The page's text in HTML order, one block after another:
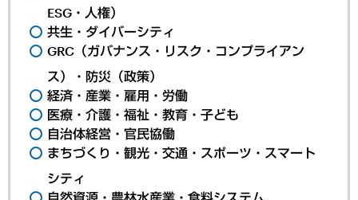
ESG・人権）
共生・ダイバーシティ
GRC（ガバナンス・リスク・コンプライアン
ス）・防災（政策）
経済・産業・雇用・労働
医療・介護・福祉・教育・子ども
自治体経営・官民協働
まちづくり・観光・交通・スポーツ・スマート
シティ